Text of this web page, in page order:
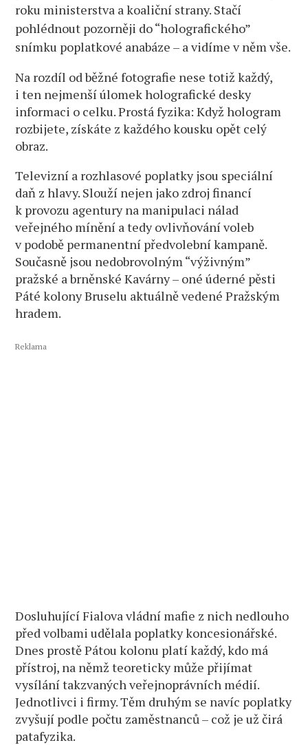
Ručník,
nebo
znovu
ringu?
roku ministerstva a koaliční strany. Stačí
pohlédnout pozorněji do “holografického”
snímku poplatkové anabáze – a vidíme v něm vše.
Na rozdíl od běžné fotografie nese totiž každý,
i ten nejmenší úlomek holografické desky
informaci o celku. Prostá fyzika: Když hologram
rozbijete, získáte z každého kousku opět celý
obraz.
Televizní a rozhlasové poplatky jsou speciální
daň z hlavy. Slouží nejen jako zdroj financí
k provozu agentury na manipulaci nálad
veřejného mínění a tedy ovlivňování voleb
v podobě permanentní předvolební kampaně.
Současně jsou nedobrovolným “výživným”
pražské a brněnské Kavárny – oné úderné pěsti
Páté kolony Bruselu aktuálně vedené Pražským
hradem.
Reklama
Dosluhující Fialova vládní mafie z nich nedlouho
před volbami udělala poplatky koncesionářské.
Dnes prostě Pátou kolonu platí každý, kdo má
přístroj, na němž teoreticky může přijímat
vysílání takzvaných veřejnoprávních médií.
Jednotlivci i firmy. Těm druhým se navíc poplatky
zvyšují podle počtu zaměstnanců – což je už čirá
patafyzika.